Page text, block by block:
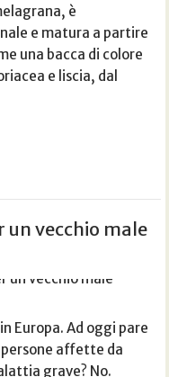
è
e matura a partire
una bacca di colore
e liscia, dal
un vecchio male
Europa. Ad oggi pare
persone affette da
grave? No.